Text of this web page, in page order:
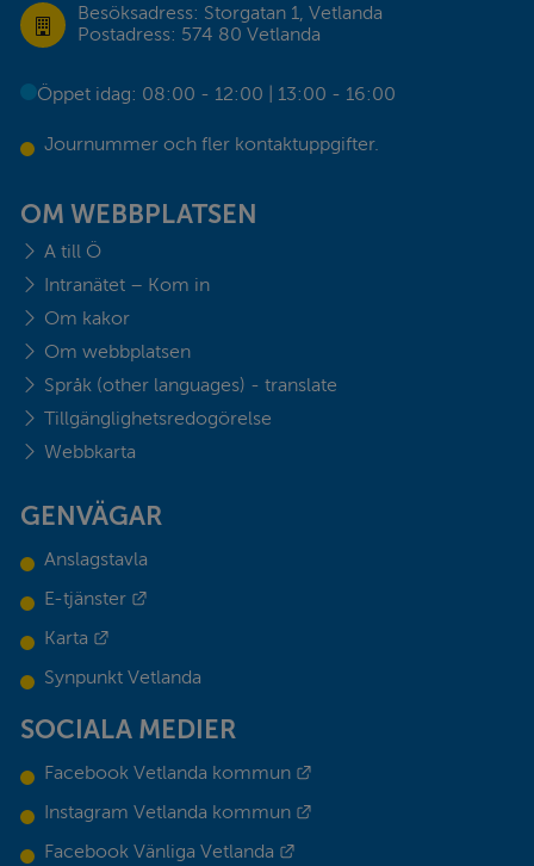
Besöksadress: Storgatan 1, Vetlanda
Postadress: 574 80 Vetlanda
Öppet idag: 08:00 - 12:00 | 13:00 - 16:00
Journummer och fler kontaktuppgifter.
OM WEBBPLATSEN
A till Ö
Intranätet – Kom in
Om kakor
Om webbplatsen
Språk (other languages) - translate
Tillgänglighetsredogörelse
Webbkarta
GENVÄGAR
Anslagstavla
E-tjänster
Karta
Synpunkt Vetlanda
SOCIALA MEDIER
Facebook Vetlanda kommun
Instagram Vetlanda kommun
Facebook Vänliga Vetlanda